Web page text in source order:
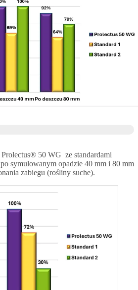
50 WG ze standardami
symulowanym opadzie 40 mm i 80 mm
zabiegu (rośliny suche).